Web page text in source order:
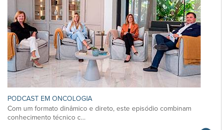
PODCAST EM ONCOLOGIA
Com um formato dinâmico e direto, este episódio combinam
conhecimento técnico c…